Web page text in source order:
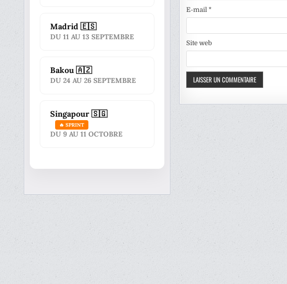
E-mail *
Site web
Madrid 🇪🇸
DU 11 AU 13 SEPTEMBRE
Bakou 🇦🇿
DU 24 AU 26 SEPTEMBRE
Singapour 🇸🇬
🔥 SPRINT
DU 9 AU 11 OCTOBRE